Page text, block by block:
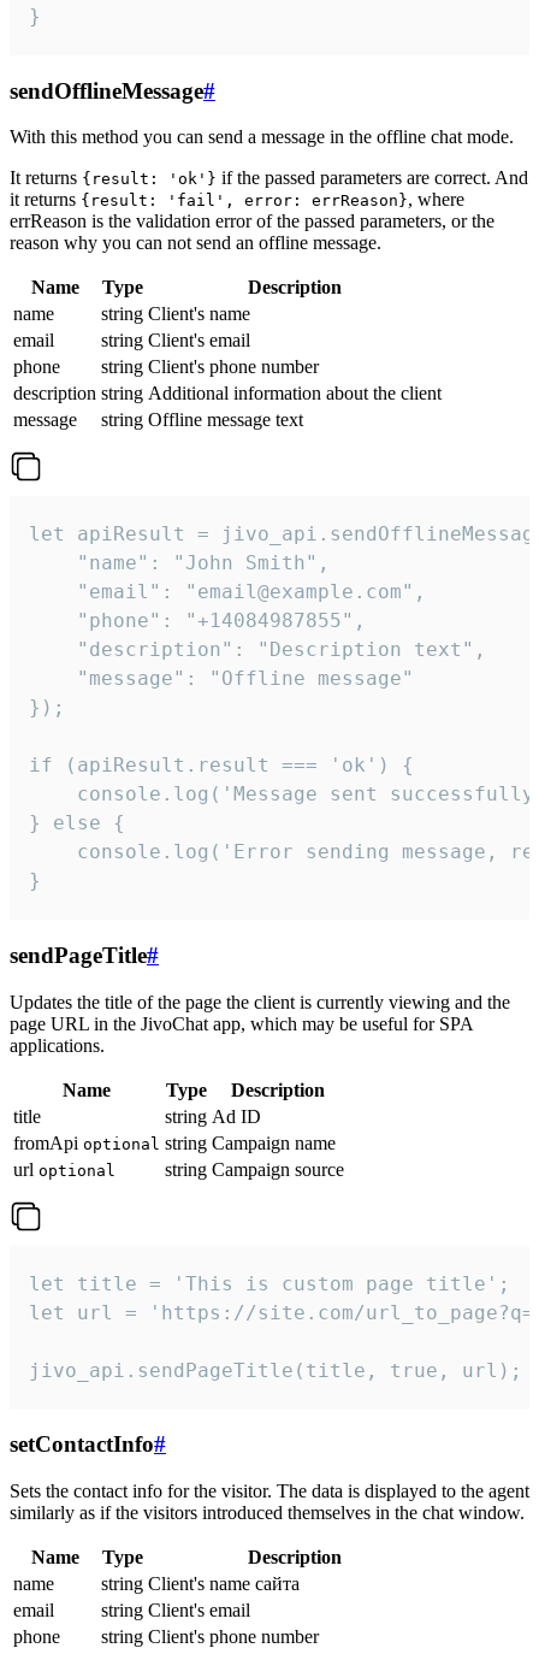
}
sendOfflineMessage#
With this method you can send a message in the offline chat mode.
It returns {result: 'ok'} if the passed parameters are correct. And
it returns {result: 'fail', error: errReason}, where
errReason is the validation error of the passed parameters, or the
reason why you can not send an offline message.
Name Type
Description
name
string Client's name
email
string Client's email
phone
string Client's phone number
description string Additional information about the client
message
string Offline message text
let apiResult =
    "name": "John Smith",
    "email": "email@example.com",
    "phone": "+14084987855",
    "description": "Description text",
    "message": "Offline message"
});
if (apiResult.result === 'ok') {
console.log('Message sent
} else {
console.log('Error sending message,
}
sendPageTitle#
Updates the title of the page the client is currently viewing and the
page URL in the JivoChat app, which may be useful for SPA
applications.
Name Type
Description
title
string Ad ID
fromApi optional string Campaign name
url optional string Campaign source
let title = 'This is custom page title';
let url = 'https://site.com/
jivo_api.sendPageTitle(title, true, url);
setContactInfo#
Sets the contact info for the visitor. The data is displayed to the agent
similarly as if the visitors introduced themselves in the chat window.
Name Type
Description
name
string Client's name сайта
email
string Client's email
phone
string Client's phone number